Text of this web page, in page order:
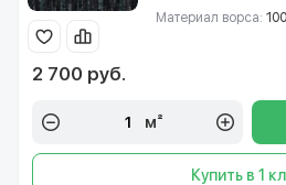
Материал ворса:
2 700 руб.
м²
Купить в 1